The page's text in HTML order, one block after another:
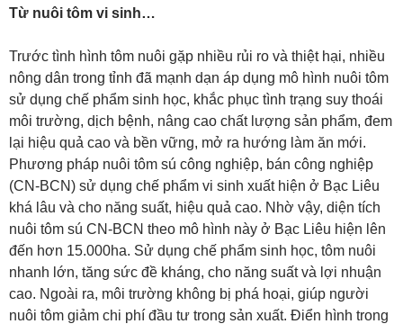
Từ nuôi tôm vi sinh…
Trước tình hình tôm nuôi gặp nhiều rủi ro và thiệt hại, nhiều
nông dân trong tỉnh đã mạnh dạn áp dụng mô hình nuôi tôm
sử dụng chế phẩm sinh học, khắc phục tình trạng suy thoái
môi trường, dịch bệnh, nâng cao chất lượng sản phẩm, đem
lại hiệu quả cao và bền vững, mở ra hướng làm ăn mới.
Phương pháp nuôi tôm sú công nghiệp, bán công nghiệp
(CN-BCN) sử dụng chế phẩm vi sinh xuất hiện ở Bạc Liêu
khá lâu và cho năng suất, hiệu quả cao. Nhờ vậy, diện tích
nuôi tôm sú CN-BCN theo mô hình này ở Bạc Liêu hiện lên
đến hơn 15.000ha. Sử dụng chế phẩm sinh học, tôm nuôi
nhanh lớn, tăng sức đề kháng, cho năng suất và lợi nhuận
cao. Ngoài ra, môi trường không bị phá hoại, giúp người
nuôi tôm giảm chi phí đầu tư trong sản xuất. Điển hình trong